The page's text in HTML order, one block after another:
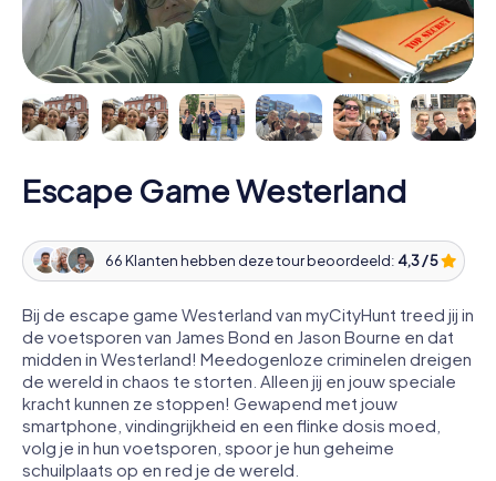
Escape Game Westerland
66 Klanten hebben deze tour beoordeeld: 4,3 / 5
Bij de escape game Westerland van myCityHunt treed jij in
de voetsporen van James Bond en Jason Bourne en dat
midden in Westerland! Meedogenloze criminelen dreigen
de wereld in chaos te storten. Alleen jij en jouw speciale
kracht kunnen ze stoppen! Gewapend met jouw
smartphone, vindingrijkheid en een flinke dosis moed,
volg je in hun voetsporen, spoor je hun geheime
schuilplaats op en red je de wereld.